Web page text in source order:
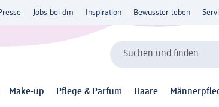
Jobs bei dm Inspiration Bewusster leben
Suchen und finden
Make-up Pflege & Parfum Haare